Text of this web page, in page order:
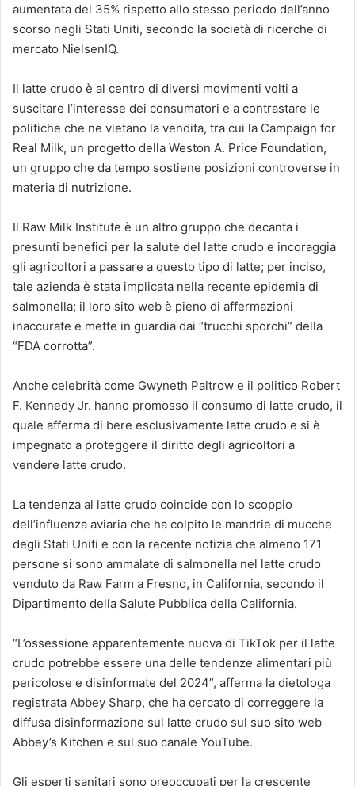
aumentata del 35% rispetto allo stesso periodo dell’anno
scorso negli Stati Uniti, secondo la società di ricerche di
mercato NielsenIQ.
Il latte crudo è al centro di diversi movimenti volti a
suscitare l’interesse dei consumatori e a contrastare le
politiche che ne vietano la vendita, tra cui la Campaign for
Real Milk, un progetto della Weston A. Price Foundation,
un gruppo che da tempo sostiene posizioni controverse in
materia di nutrizione.
Il Raw Milk Institute è un altro gruppo che decanta i
presunti benefici per la salute del latte crudo e incoraggia
gli agricoltori a passare a questo tipo di latte; per inciso,
tale azienda è stata implicata nella recente epidemia di
salmonella; il loro sito web è pieno di affermazioni
inaccurate e mette in guardia dai “trucchi sporchi” della
“FDA corrotta”.
Anche celebrità come Gwyneth Paltrow e il politico Robert
F. Kennedy Jr. hanno promosso il consumo di latte crudo, il
quale afferma di bere esclusivamente latte crudo e si è
impegnato a proteggere il diritto degli agricoltori a
vendere latte crudo.
La tendenza al latte crudo coincide con lo scoppio
dell’influenza aviaria che ha colpito le mandrie di mucche
degli Stati Uniti e con la recente notizia che almeno 171
persone si sono ammalate di salmonella nel latte crudo
venduto da Raw Farm a Fresno, in California, secondo il
Dipartimento della Salute Pubblica della California.
“L’ossessione apparentemente nuova di TikTok per il latte
crudo potrebbe essere una delle tendenze alimentari più
pericolose e disinformate del 2024”, afferma la dietologa
registrata Abbey Sharp, che ha cercato di correggere la
diffusa disinformazione sul latte crudo sul suo sito web
Abbey’s Kitchen e sul suo canale YouTube.
Gli esperti sanitari sono preoccupati per la crescente